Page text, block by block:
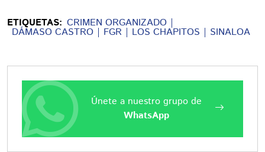
ETIQUETAS: CRIMEN ORGANIZADO
DÁMASO CASTRO FGR LOS CHAPITOS SINALOA
Únete a nuestro grupo de
WhatsApp